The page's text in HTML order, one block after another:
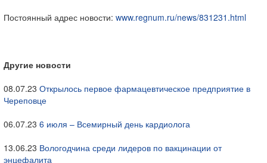
Постоянный адрес новости: www.regnum.ru/news/831231.html
Другие новости
08.07.23 Открылось первое фармацевтическое предприятие в
Череповце
06.07.23 6 июля – Всемирный день кардиолога
13.06.23 Вологодчина среди лидеров по вакцинации от
энцефалита